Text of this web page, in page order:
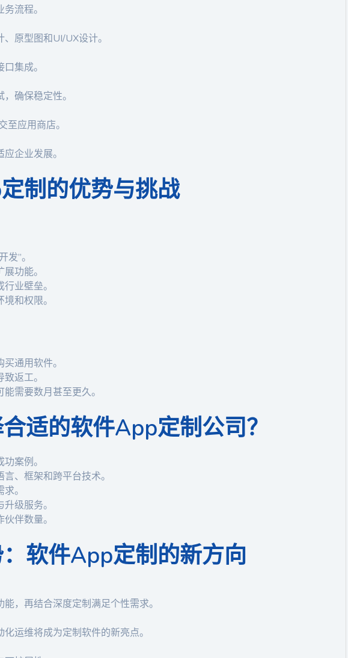
流程。
原型图和UI/UX设计。
集成。
确保稳定性。
至应用商店。
企业发展。
制的优势与挑战
发”。
功能。
业壁垒。
和权限。
通用软件。
返工。
需要数月甚至更久。
适的软件App定制公司？
案例。
、框架和跨平台技术。
。
级服务。
伴数量。
软件App定制的新方向
，再结合深度定制满足个性需求。
运维将成为定制软件的新亮点。